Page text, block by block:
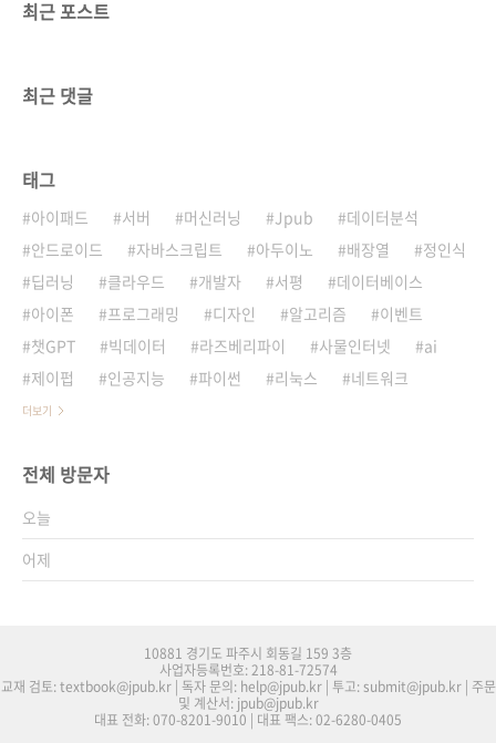
최근 포스트
최근 댓글
태그
아이패드 서버 머신러닝 Jpub
데이터분석
안드로이드
자바스크립트 아두이노 배장열
정인식
딥러닝
클라우드 개발자 서평
데이터베이스
아이폰
프로그래밍 디자인 알고리즘
이벤트
챗GPT
빅데이터 라즈베리파이 사물인터넷
ai
제이펍
인공지능 파이썬 리눅스 네트워크
더보기
전체 방문자
오늘
어제
10881 경기도 파주시 회동길 159 3층
사업자등록번호: 218-81-72574
교재 검토: textbook@jpub.kr | 독자 문의: help@jpub.kr | 투고: submit@jpub.kr | 주문
및 계산서: jpub@jpub.kr
대표 전화: 070-8201-9010 | 대표 팩스: 02-6280-0405